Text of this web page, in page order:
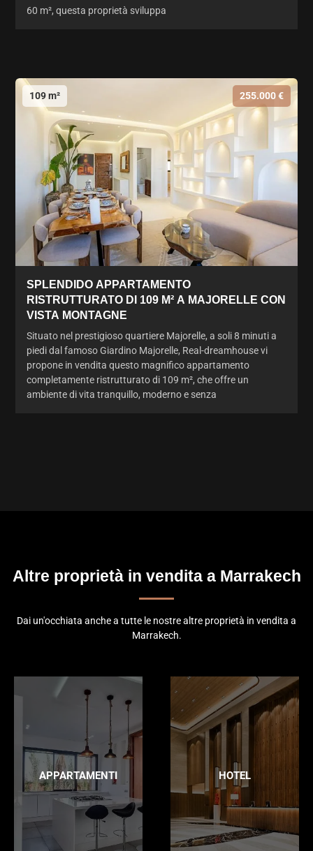
60 m², questa proprietà sviluppa
109 m² 255.000 €
SPLENDIDO APPARTAMENTO
RISTRUTTURATO DI 109 M² A MAJORELLE CON
VISTA MONTAGNE
Situato nel prestigioso quartiere Majorelle, a soli 8 minuti a
piedi dal famoso Giardino Majorelle, Real-dreamhouse vi
propone in vendita questo magnifico appartamento
completamente ristrutturato di 109 m², che offre un
ambiente di vita tranquillo, moderno e senza
Altre proprietà in vendita a Marrakech
Dai un'occhiata anche a tutte le nostre altre proprietà in vendita a
Marrakech.
APPARTAMENTI HOTEL